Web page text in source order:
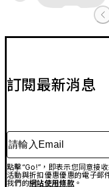
訂閱最新消息
請輸入Email
點擊“Go!”，即表示您同意接
活動與折扣優惠優惠的電子郵
我們的網站使用條款。